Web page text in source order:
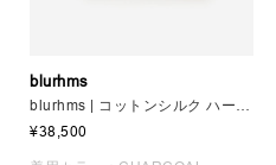
blurhms
¥38,500